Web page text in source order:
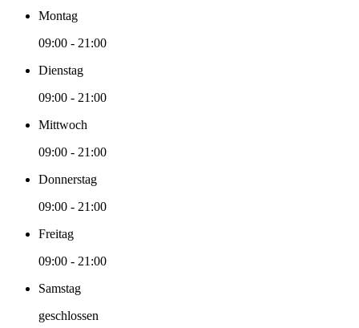
Montag
09:00 - 21:00
Dienstag
09:00 - 21:00
Mittwoch
09:00 - 21:00
Donnerstag
09:00 - 21:00
Freitag
09:00 - 21:00
Samstag
geschlossen